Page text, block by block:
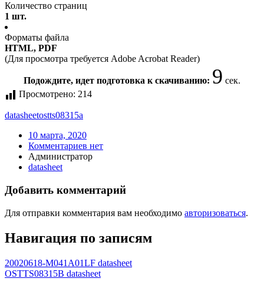
Количество страниц
1 шт.
Форматы файла
HTML, PDF
(Для просмотра требуется Adobe Acrobat Reader)
Подождите, идет подготовка к скачиванию: 9 сек.
Просмотрено: 214
datasheetostts08315a
10 марта, 2020
Комментариев нет
Администратор
datasheet
Добавить комментарий
Для отправки комментария вам необходимо авторизоваться.
Навигация по записям
20020618-M041A01LF datasheet
OSTTS08315B datasheet